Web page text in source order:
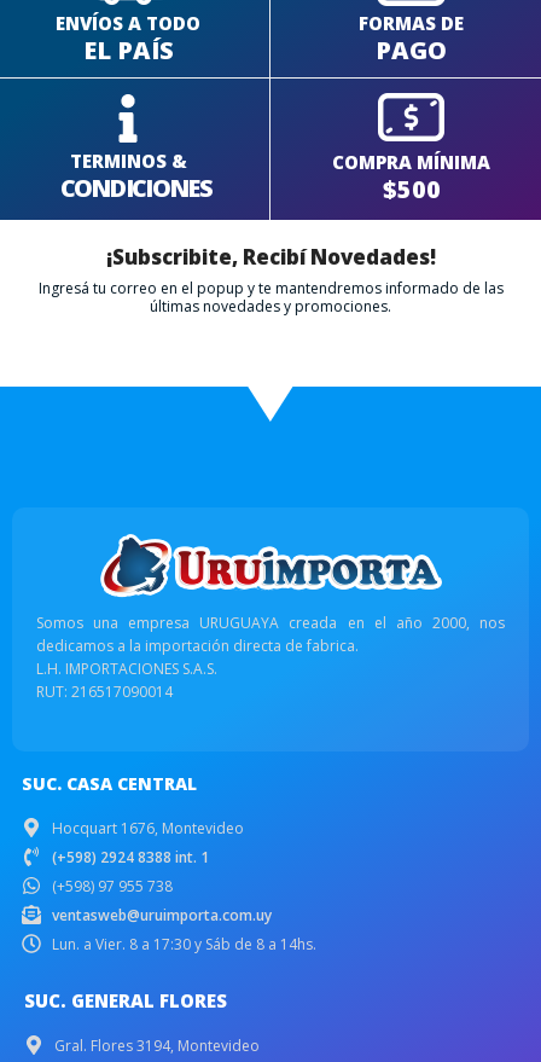
ENVÍOS A TODO
EL PAÍS
FORMAS DE
PAGO
TERMINOS &
CONDICIONES
COMPRA MÍNIMA
$500
¡Subscribite, Recibí Novedades!
Ingresá tu correo en el popup y te mantendremos informado de las
últimas novedades y promociones.
Somos una empresa URUGUAYA creada en el año 2000, nos
dedicamos a la importación directa de fabrica.
L.H. IMPORTACIONES S.A.S.
RUT: 216517090014
SUC. CASA CENTRAL
Hocquart 1676, Montevideo
(+598) 2924 8388 int. 1
(+598) 97 955 738
ventasweb@uruimporta.com.uy
Lun. a Vier. 8 a 17:30 y Sáb de 8 a 14hs.
SUC. GENERAL FLORES
Gral. Flores 3194, Montevideo